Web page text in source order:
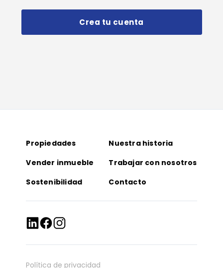
Crea tu cuenta
Propiedades
Nuestra historia
Vender inmueble
Trabajar con nosotros
Sostenibilidad
Contacto
Política de privacidad